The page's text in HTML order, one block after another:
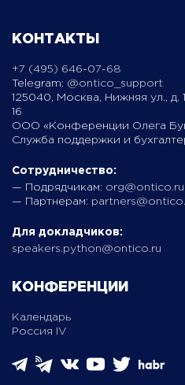
КОНТАКТЫ
+7 (495) 646-07-68
Telegram: @ontico_support
125040, Москва, Нижняя ул., д.
16
ООО «Конференции Олега
Служба поддержки и
Сотрудничество:
— Подрядчикам: org@ontico.ru
— Партнерам:
Для докладчиков:
speakers.python@ontico.ru
КОНФЕРЕНЦИИ
Календарь
Россия IV